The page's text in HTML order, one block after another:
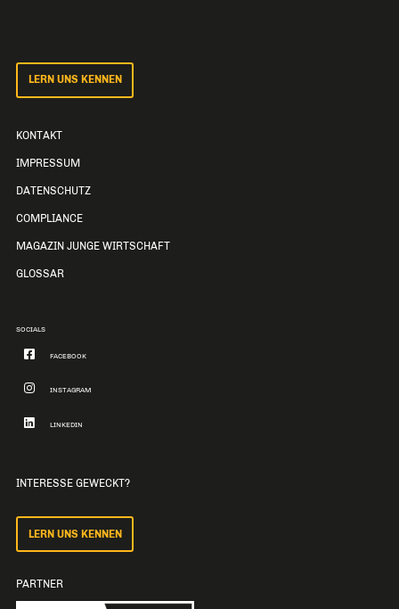
LERN UNS KENNEN
KONTAKT
IMPRESSUM
DATENSCHUTZ
COMPLIANCE
MAGAZIN JUNGE WIRTSCHAFT
GLOSSAR
SOCIALS
FACEBOOK
INSTAGRAM
LINKEDIN
INTERESSE GEWECKT?
LERN UNS KENNEN
PARTNER